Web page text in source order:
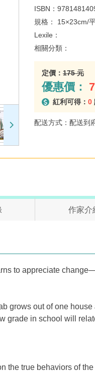
ISBN：
規格： 15×23cm/
Lexile：
相關分類：
定價： 175 元
優惠價：
紅利可得： 0
配送方式：配送到
作家介
to appreciate
grows out of one
grade in school will
true behaviors of